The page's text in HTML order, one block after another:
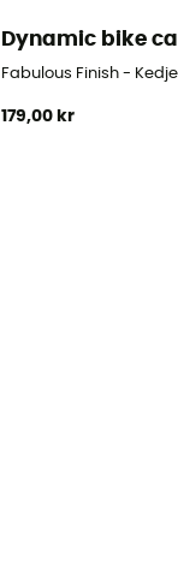
Dynamic bike
Fabulous Finish -
179,00 kr